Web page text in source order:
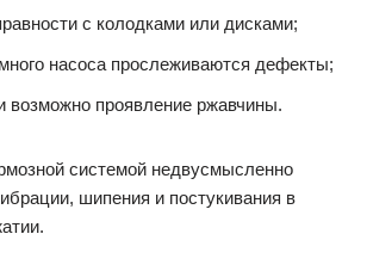
с колодками или дисками;
насоса прослеживаются дефекты;
возможно проявление ржавчины.
системой недвусмысленно
шипения и постукивания в